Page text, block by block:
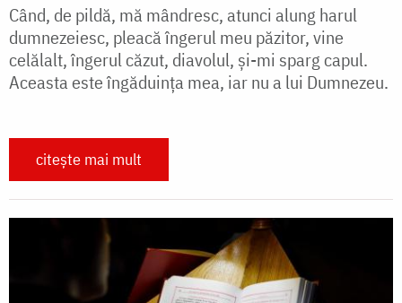
Când, de pildă, mă mândresc, atunci alung harul
dumnezeiesc, pleacă îngerul meu păzitor, vine
celălalt, îngerul căzut, diavolul, și-mi sparg capul.
Aceasta este îngăduința mea, iar nu a lui Dumnezeu.
citește mai mult